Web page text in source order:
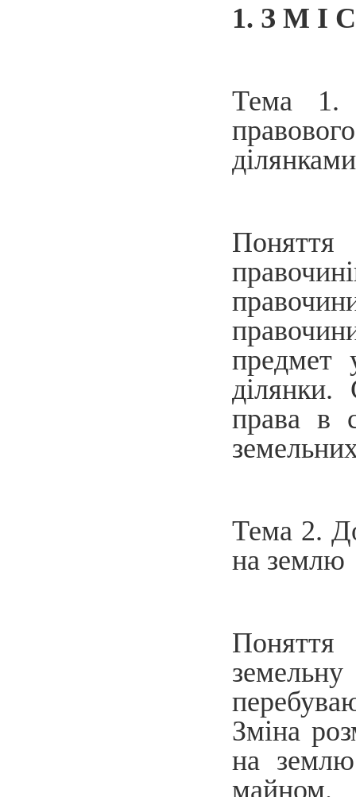
1. З М І
Тема 1.
ділянками
Поняття
предмет
ділянки.
права в
Тема 2.
на землю
Поняття
Зміна
на
майном.